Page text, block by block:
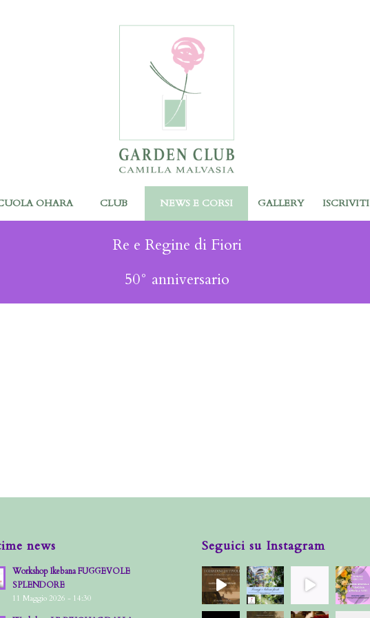
OHARA CLUB NEWS E CORSI GALLERY ISCRIVITI
Re e Regine di Fiori
50° anniversario
news
Workshop Ikebana FUGGEVOLE
SPLENDORE
11 Maggio 2026 - 14:30
Seguici su Instagram